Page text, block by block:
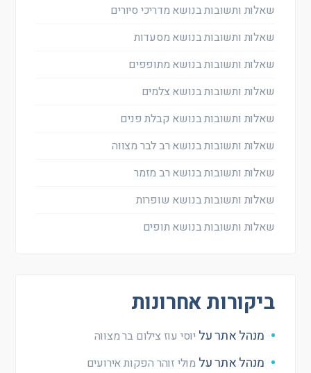
שאלות ותשובות בנושא מדריכי סיורים
שאלות ותשובות בנושא מסעדות
שאלות ותשובות בנושא מתופפים
שאלות ותשובות בנושא צלמים
שאלות ותשובות בנושא קבלת פנים
שאלות ותשובות בנושא רב לבר מצווה
שאלות ותשובות בנושא רב מזמר
שאלות ותשובות בנושא שופרות
שאלות ותשובות בנושא תופים
ביקורות אחרונות
מנהל אתרעליוסי עוז צילום בר מצווה
מנהל אתרעלמולי זוהר הפקות אירועים